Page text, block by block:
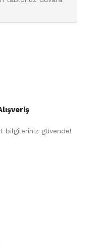
bilgileriniz güvende!